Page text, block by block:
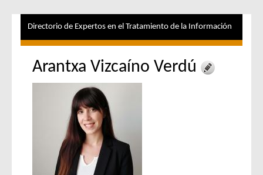
Directorio de Expertos en el Tratamiento de la Información
Arantxa Vizcaíno Verdú